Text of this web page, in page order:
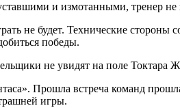
и измотанными, тренер не
не будет. Технические
победы.
не увидят на поле Токтара
Прошла встреча команд
игры.